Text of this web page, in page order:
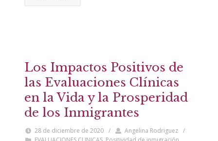
Los Impactos Positivos de
las Evaluaciones Clínicas
en la Vida y la Prosperidad
de los Inmigrantes
28 de diciembre de 2020 / Angelina Rodriguez /